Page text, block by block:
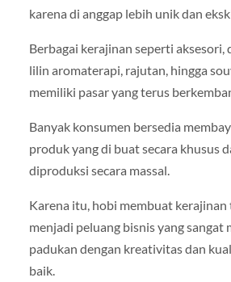
karena di anggap lebih unik dan
Berbagai kerajinan seperti aksesori,
lilin aromaterapi, rajutan, hingga
memiliki pasar yang terus
Banyak konsumen bersedia
produk yang di buat secara khusus
diproduksi secara massal.
Karena itu, hobi membuat kerajinan
menjadi peluang bisnis yang sangat
padukan dengan kreativitas dan
baik.